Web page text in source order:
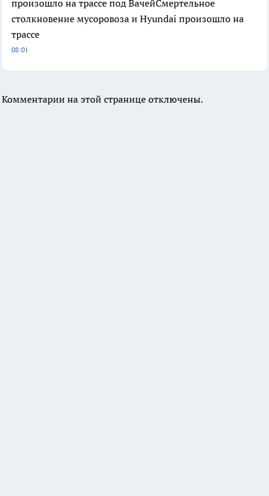
произошло на трассе под ВачейСмертельное
столкновение мусоровоза и Hyundai произошло на
трассе
08:01
Комментарии на этой странице отключены.